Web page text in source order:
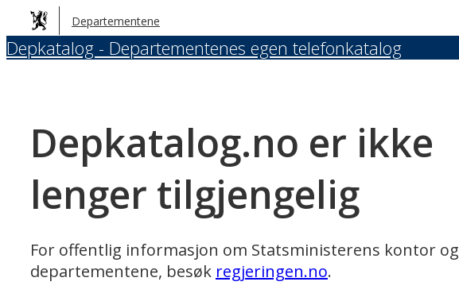
Hopp
til
hovedinnhold
Departementene
Depkatalog - Departementenes egen telefonkatalog
Depkatalog.no er ikke
lenger tilgjengelig
For offentlig informasjon om Statsministerens kontor og
departementene, besøk regjeringen.no.